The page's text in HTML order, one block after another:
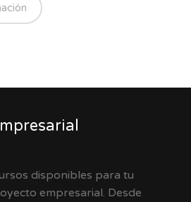
disponibles para tu
empresarial. Desde